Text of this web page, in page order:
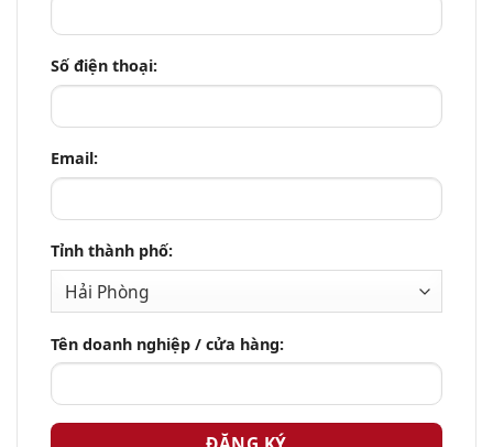
Số điện thoại:
Email:
Tỉnh thành phố:
Tên doanh nghiệp / cửa hàng: